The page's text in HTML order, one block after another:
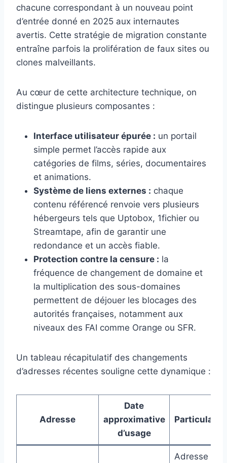
chacune correspondant à un nouveau point
d’entrée donné en 2025 aux internautes
avertis. Cette stratégie de migration constante
entraîne parfois la prolifération de faux sites ou
clones malveillants.
Au cœur de cette architecture technique, on
distingue plusieurs composantes :
Interface utilisateur épurée : un portail
simple permet l’accès rapide aux
catégories de films, séries, documentaires
et animations.
Système de liens externes : chaque
contenu référencé renvoie vers plusieurs
hébergeurs tels que Uptobox, 1fichier ou
Streamtape, afin de garantir une
redondance et un accès fiable.
Protection contre la censure : la
fréquence de changement de domaine et
la multiplication des sous-domaines
permettent de déjouer les blocages des
autorités françaises, notamment aux
niveaux des FAI comme Orange ou SFR.
Un tableau récapitulatif des changements
d’adresses récentes souligne cette dynamique :
Adresse
Date
approximative
d’usage
Particularité
Adresse